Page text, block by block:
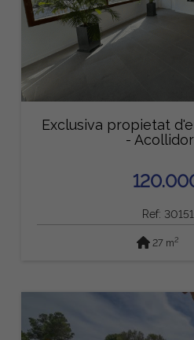
Exclusiva propietat
- Acollidor
Ref:
27 m2